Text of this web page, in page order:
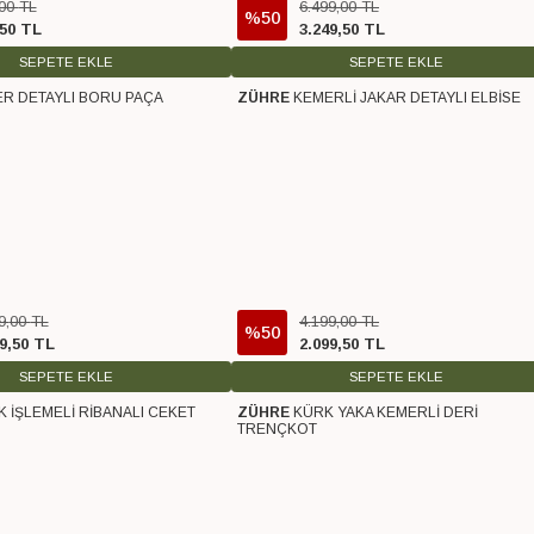
TL
50 TL
SEPETE EKLE
%50
6.499,00 TL
3.249,50 TL
SEPETE EKLE
DETAYLI BORU PAÇA
,00 TL
,50 TL
SEPETE EKLE
Ücretsiz Kargo
ZÜHRE KEMERLİ JAKAR DETAYLI ELBİSE
%50
4.199,00 TL
2.099,50 TL
SEPETE EKLE
İŞLEMELİ RİBANALI CEKET Ücretsiz Kargo
ZÜHRE KÜRK YAKA KEMERLİ DERİ
TRENÇKOT